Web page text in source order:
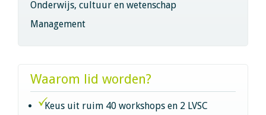
Onderwijs, cultuur en wetenschap
Management
Waarom lid worden?
Keus uit ruim 40 workshops en 2 LVSC